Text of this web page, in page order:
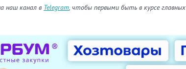
наш канал в Telegram, чтобы первыми быть в курсе